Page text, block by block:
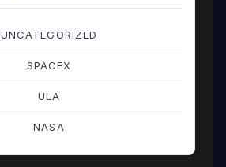
UNCATEGORIZED
SPACEX
ULA
NASA